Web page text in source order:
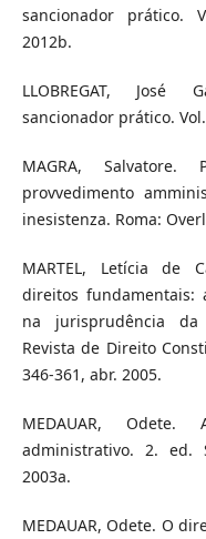
sancionador prático.
2012b.
LLOBREGAT, José
sancionador prático.
MAGRA,
provvedimento
inesistenza. Roma:
MARTEL, Letícia de
direitos fundamentais:
na jurisprudência da
Revista de Direito
346-361, abr. 2005.
MEDAUAR,
administrativo. 2. ed.
2003a.
MEDAUAR, Odete. O